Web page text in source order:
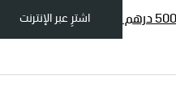
اشترِ عبر الإنترنت